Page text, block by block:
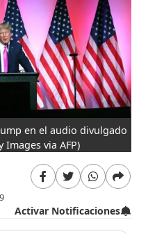
en el audio divulgado
Images via AFP)
Activar Notificaciones